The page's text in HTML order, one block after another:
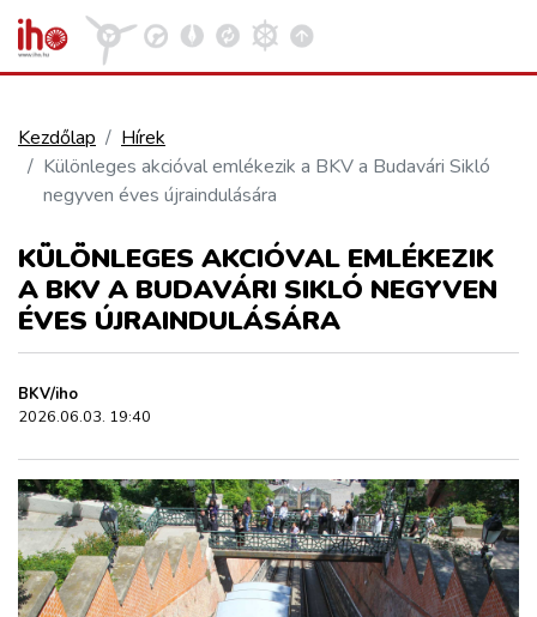
VASÚT
KÖZÚT
REPÜLÉS
KÖZLEKEDÉSFEJLESZTÉS
ZÖLDÚT
Kezdőlap
Hírek
Különleges akcióval emlékezik a BKV a Budavári Sikló
negyven éves újraindulására
KÜLÖNLEGES AKCIÓVAL EMLÉKEZIK
A BKV A BUDAVÁRI SIKLÓ NEGYVEN
ÉVES ÚJRAINDULÁSÁRA
BKV/iho
2026.06.03. 19:40